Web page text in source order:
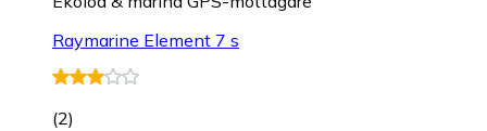
Raymarine Element 7 s
(2)